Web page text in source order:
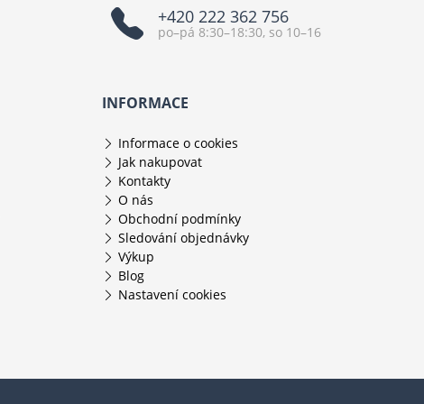
+420 222 362 756
po–pá 8:30–18:30, so 10–16
INFORMACE
Informace o cookies
Jak nakupovat
Kontakty
O nás
Obchodní podmínky
Sledování objednávky
Výkup
Blog
Nastavení cookies